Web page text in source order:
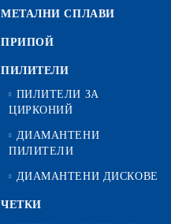
МЕТАЛНИ СПЛАВИ
ПРИПОЙ
ПИЛИТЕЛИ
ПИЛИТЕЛИ ЗА
ЦИРКОНИЙ
ДИАМАНТЕНИ
ПИЛИТЕЛИ
ДИАМАНТЕНИ ДИСКОВЕ
ЧЕТКИ